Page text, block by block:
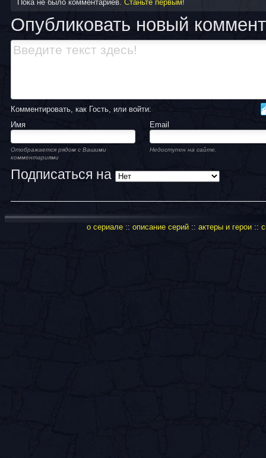
Пока не было комментариев. Станьте первым!
Опубликовать новый
Комментировать, как Гость, или войти:
Имя
Email
Отображается рядом с Вашими
комментариями
Недоступен на сайте.
Подписаться на
о сериале:: описание серий:: актеры и герои::